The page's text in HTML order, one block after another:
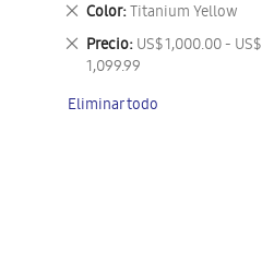
artículo
Color Titanium Yellow
Eliminar
este
artículo
Precio US$ 1,000.00 - US$
1,099.99
Eliminar
este
Eliminar todo